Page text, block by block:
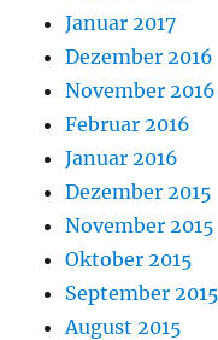
Januar 2017
Dezember 2016
November 2016
Februar 2016
Januar 2016
Dezember 2015
November 2015
Oktober 2015
September 2015
August 2015